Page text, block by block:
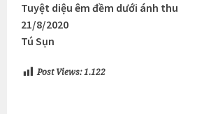
Tuyệt diệu êm đềm dưới ánh thu
21/8/2020
Tú Sụn
Post Views: 1.122